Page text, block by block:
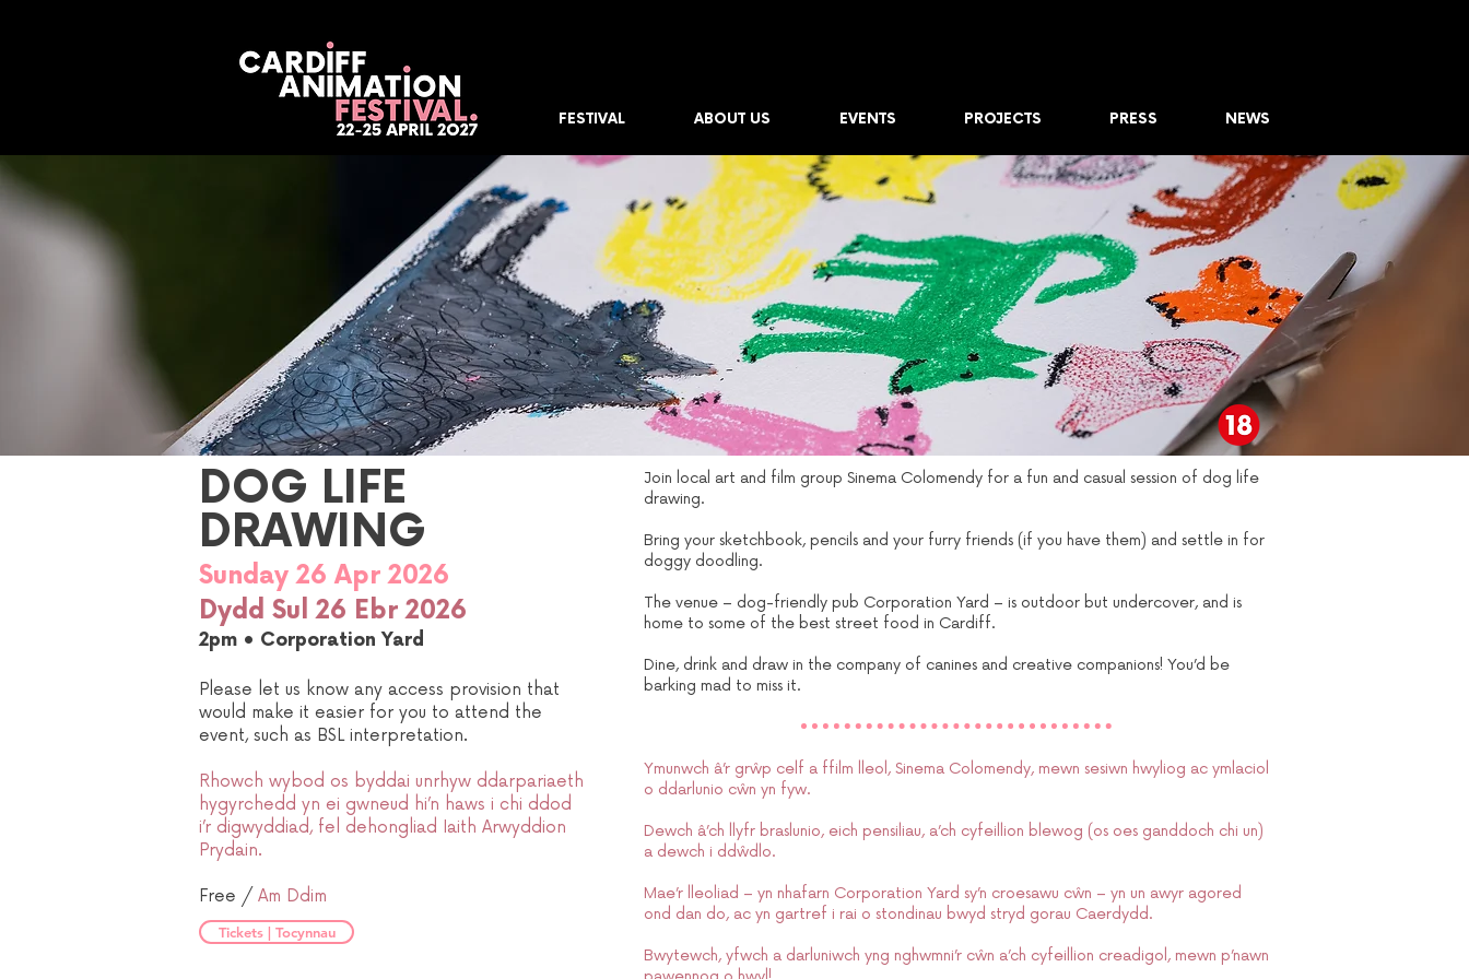
FESTIVAL ABOUT US EVENTS PROJECTS PRESS NEWS
DOG LIFE
DRAWING
Sunday 26 Apr 2026
Dydd Sul 26 Ebr 2026
2pm • Corporation Yard
Please let us know any access provision that
would make it easier for you to attend the
event, such as BSL interpretation.
Rhowch wybod os byddai unrhyw ddarpariaeth
hygyrchedd yn ei gwneud hi’n haws i chi ddod
i’r digwyddiad, fel dehongliad Iaith Arwyddion
Prydain.
Free / Am Ddim
Tickets | Tocynnau
Join local art and film group Sinema Colomendy for a fun and casual session of dog life
drawing.
Bring your sketchbook, pencils and your furry friends (if you have them) and settle in for
doggy doodling.
The venue – dog-friendly pub Corporation Yard – is outdoor but undercover, and is
home to some of the best street food in Cardiff.
Dine, drink and draw in the company of canines and creative companions! You’d be
barking mad to miss it.
Ymunwch â’r grŵp celf a ffilm lleol, Sinema Colomendy, mewn sesiwn hwyliog ac ymlaciol
o ddarlunio cŵn yn fyw.
Dewch â’ch llyfr braslunio, eich pensiliau, a’ch cyfeillion blewog (os oes ganddoch chi un)
a dewch i ddŵdlo.
Mae’r lleoliad – yn nhafarn Corporation Yard sy’n croesawu cŵn – yn un awyr agored
ond dan do, ac yn gartref i rai o stondinau bwyd stryd gorau Caerdydd.
Bwytewch, yfwch a darluniwch yng nghwmni’r cŵn a’ch cyfeillion creadigol, mewn p’nawn